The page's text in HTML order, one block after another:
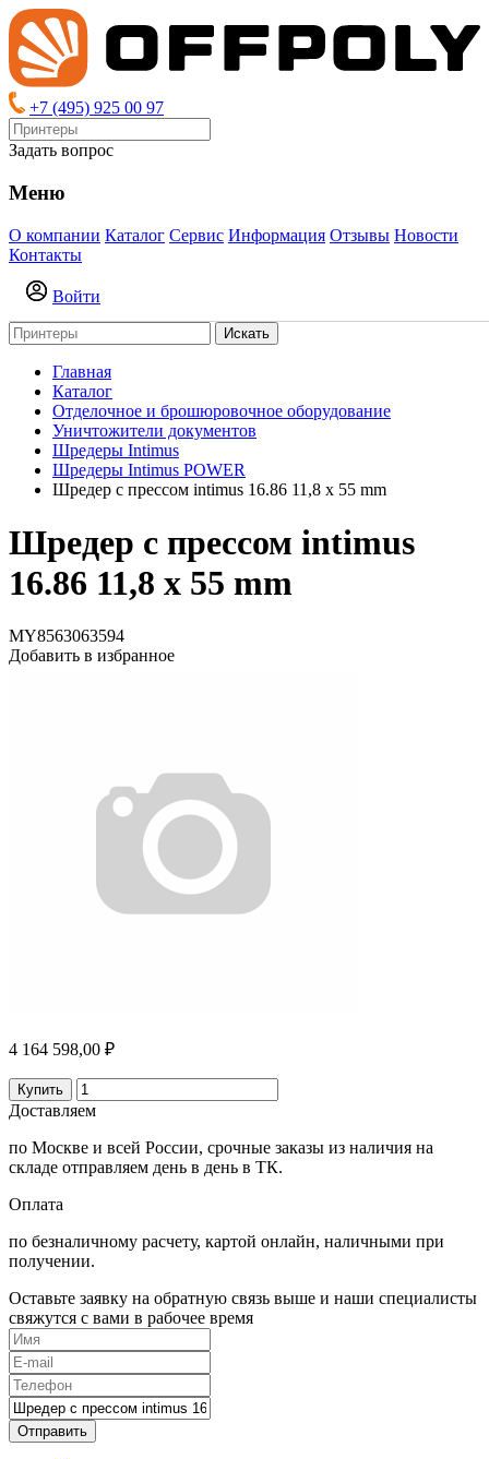
+7 (495) 925 00 97
Задать вопрос
Меню
О компании Каталог Сервис Информация Отзывы Новости
Контакты
Войти
Искать
Главная
Каталог
Отделочное и брошюровочное оборудование
Уничтожители документов
Шредеры Intimus
Шредеры Intimus POWER
Шредер с прессом intimus 16.86 11,8 x 55 mm
Шредер с прессом intimus
16.86 11,8 x 55 mm
MY8563063594
Добавить в избранное
4 164 598,00 ₽
Купить
Доставляем
по Москве и всей России, срочные заказы из наличия на
складе отправляем день в день в ТК.
Оплата
по безналичному расчету, картой онлайн, наличными при
получении.
Оставьте заявку на обратную связь выше и наши специалисты
свяжутся с вами в рабочее время
Отправить